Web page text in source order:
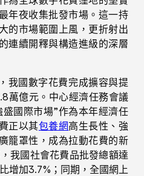
年夜收集批發市場。這一持
的市場範圍上風，更折射出
連續開釋與構造進級的深層
我國數字花費完成擴容與提
萬億元。中心經濟任務會議
國際市場”作為本年經濟任
正以其包養網高生長性、強
籠罩性，成為拉動花費的新
我國社會花費品批發總額達
增加3.7%；同期，全國網上